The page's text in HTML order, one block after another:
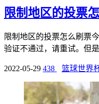
限制地区的投票
限制地区的投票怎么刷票
验证不通过，请重试。但
2022-05-29 438 篮球世界